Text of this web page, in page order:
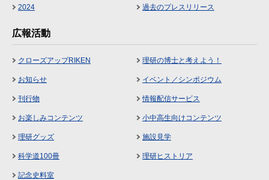
2024 過去のプレスリリース
広報活動
クローズアップRIKEN 理研の博士と考えよう！
お知らせ イベント／シンポジウム
刊行物 情報配信サービス
お楽しみコンテンツ 小中高生向けコンテンツ
理研グッズ 施設見学
科学道100冊 理研ヒストリア
記念史料室